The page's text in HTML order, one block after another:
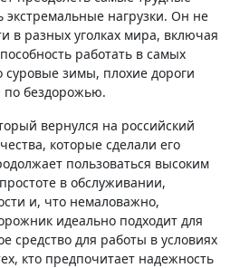
нагрузки. Он не
в разных уголках мира, включая
работать в самых
суровые зимы, плохие дороги
по бездорожью.
вернулся на российский
которые сделали его
пользоваться высоким
в обслуживании,
и, что немаловажно,
идеально подходит для
средство для работы в условиях
кто предпочитает надежность